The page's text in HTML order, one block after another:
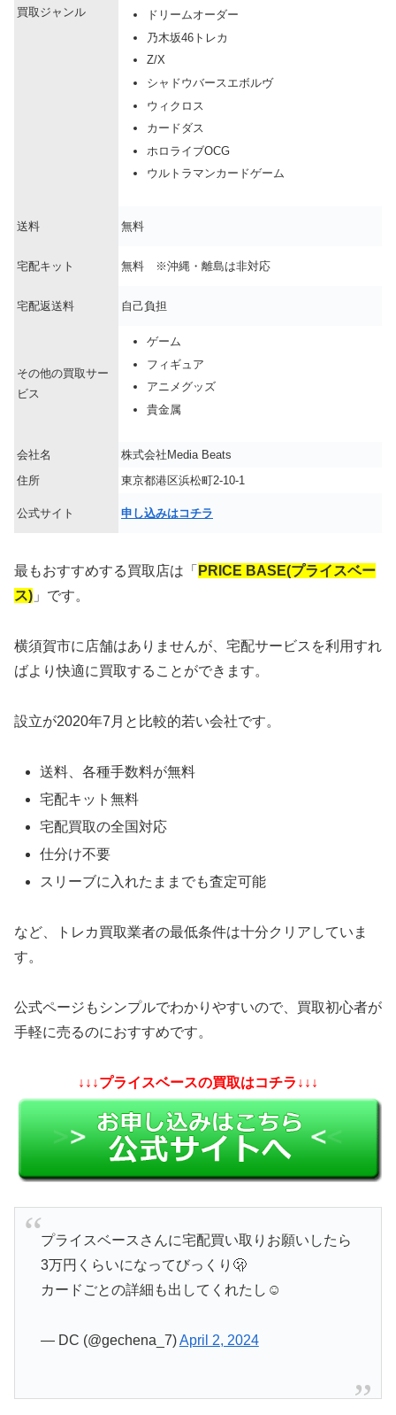
買取ジャンル
ドリームオーダー
乃木坂46トレカ
Z/X
シャドウバースエボルヴ
ウィクロス
カードダス
ホロライブOCG
ウルトラマンカードゲーム
送料 無料
宅配キット 無料 ※沖縄・離島は非対応
宅配返送料 自己負担
その他の買取サー
ビス
ゲーム
フィギュア
アニメグッズ
貴金属
会社名
株式会社Media Beats
住所
東京都港区浜松町2-10-1
公式サイト 申し込みはコチラ
最もおすすめする買取店は「 PRICE BASE(プライスベー
ス) 」です。
横須賀市に店舗はありませんが、宅配サービスを利用すれ
ばより快適に買取することができます。
設立が2020年7月と比較的若い会社です。
送料、各種手数料が無料
宅配キット無料
宅配買取の全国対応
仕分け不要
スリーブに入れたままでも査定可能
など、トレカ買取業者の最低条件は十分クリアしていま
す。
公式ページもシンプルでわかりやすいので、買取初心者が
手軽に売るのにおすすめです。
↓↓↓プライスベースの買取はコチラ↓↓↓
プライスベースさんに宅配買い取りお願いしたら
3万円くらいになってびっくり🫢
カードごとの詳細も出してくれたし☺️
— DC (@gechena_7)April 2, 2024